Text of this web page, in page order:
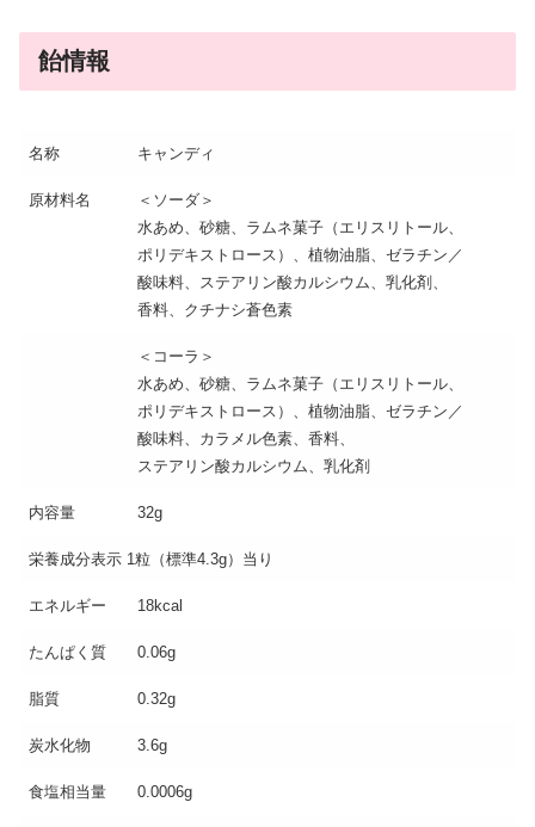
飴情報
名称 キャンディ
原材料名
＜ソーダ＞
水あめ、砂糖、ラムネ菓子（エリスリトール、
ポリデキストロース）、植物油脂、ゼラチン／
酸味料、ステアリン酸カルシウム、乳化剤、
香料、クチナシ蒼色素
＜コーラ＞
水あめ、砂糖、ラムネ菓子（エリスリトール、
ポリデキストロース）、植物油脂、ゼラチン／
酸味料、カラメル色素、香料、
ステアリン酸カルシウム、乳化剤
内容量 32g
栄養成分表示 1粒（標準4.3g）当り
エネルギー 18kcal
たんぱく質 0.06g
脂質 0.32g
炭水化物 3.6g
食塩相当量 0.0006g